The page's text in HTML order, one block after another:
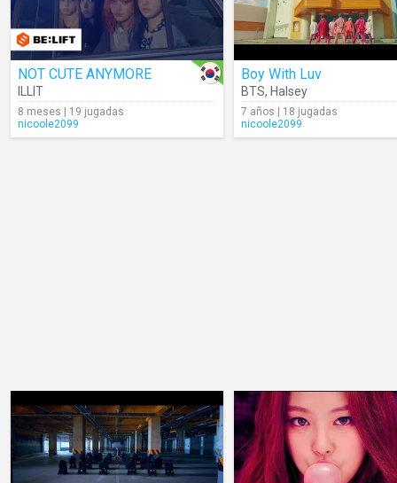
NOT CUTE ANYMORE
ILLIT
8 meses | 19 jugadas
nicoole2099
Boy With Luv
BTS, Halsey
7 años | 18 jugadas
nicoole2099